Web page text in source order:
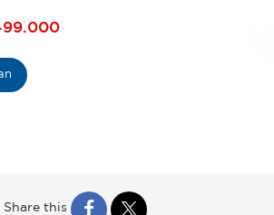
Share this